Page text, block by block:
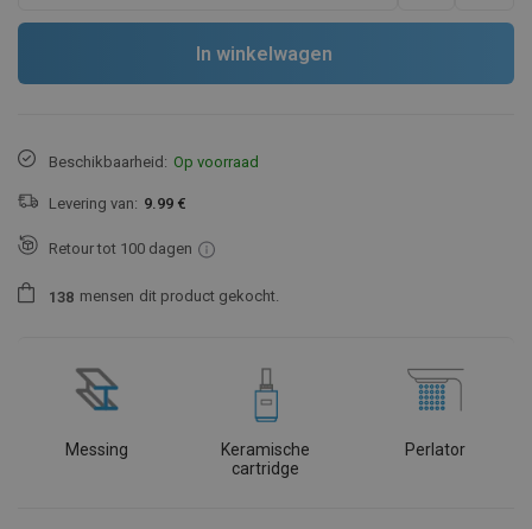
In winkelwagen
Beschikbaarheid: Op voorraad
Levering van: 9.99 €
Retour tot 100 dagen
1 38 mensen dit product gekocht.
Messing
Keramische
cartridge
Perlator